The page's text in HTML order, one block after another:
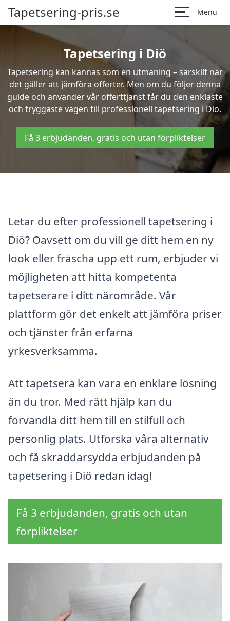
Tapetsering-pris.se Menu
Tapetsering i Diö
Tapetsering kan kännas som en utmaning – särskilt när
det gäller att jämföra offerter. Men om du följer denna
guide och använder vår offerttjänst får du den enklaste
och tryggaste vägen till professionell tapetsering i Diö.
Få 3 erbjudanden, gratis och utan förpliktelser
Letar du efter professionell tapetsering i
Diö? Oavsett om du vill ge ditt hem en ny
look eller fräscha upp ett rum, erbjuder vi
möjligheten att hitta kompetenta
tapetserare i ditt närområde. Vår
plattform gör det enkelt att jämföra priser
och tjänster från erfarna
yrkesverksamma.
Att tapetsera kan vara en enklare lösning
än du tror. Med rätt hjälp kan du
förvandla ditt hem till en stilfull och
personlig plats. Utforska våra alternativ
och få skräddarsydda erbjudanden på
tapetsering i Diö redan idag!
Få 3 erbjudanden, gratis och utan
förpliktelser